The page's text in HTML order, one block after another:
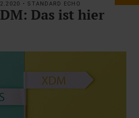
• STANDARD ECHO
Das ist hier